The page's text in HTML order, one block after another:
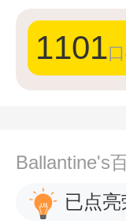
1101
Ballantine's
已点